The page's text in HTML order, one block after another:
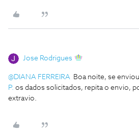
Jose Rodrigues
@DIANA FERREIRA Boa noite, se
P. os dados solicitados, repita o envio,
extravio.